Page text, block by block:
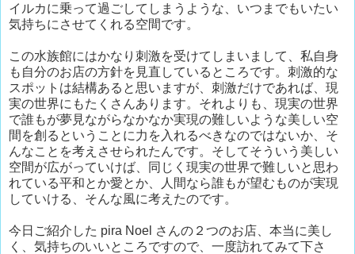
イルカに乗って過ごしてしまうような、いつまでもいたい
気持ちにさせてくれる空間です。
この水族館にはかなり刺激を受けてしまいまして、私自身
も自分のお店の方針を見直しているところです。刺激的な
スポットは結構あると思いますが、刺激だけであれば、現
実の世界にもたくさんあります。それよりも、現実の世界
で誰もが夢見ながらなかなか実現の難しいような美しい空
間を創るということに力を入れるべきなのではないか、そ
んなことを考えさせられたんです。そしてそういう美しい
空間が広がっていけば、同じく現実の世界で難しいと思わ
れている平和とか愛とか、人間なら誰もが望むものが実現
していける、そんな風に考えたのです。
今日ご紹介した pira Noel さんの２つのお店、本当に美し
く、気持ちのいいところですので、一度訪れてみて下さ